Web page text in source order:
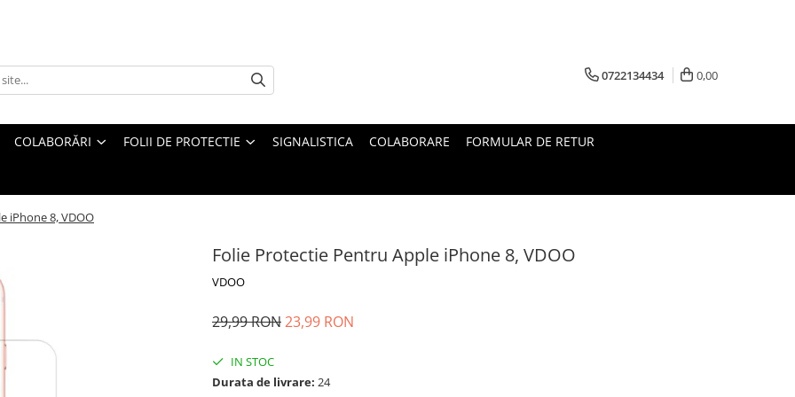
0722134434 0,00
COLABORĂRI FOLII DE PROTECTIE SIGNALISTICA COLABORARE FORMULAR DE RETUR
iPhone 8, VDOO
Folie Protectie Pentru Apple iPhone 8, VDOO
VDOO
29,99 RON23,99 RON
IN STOC
Durata de livrare: 24